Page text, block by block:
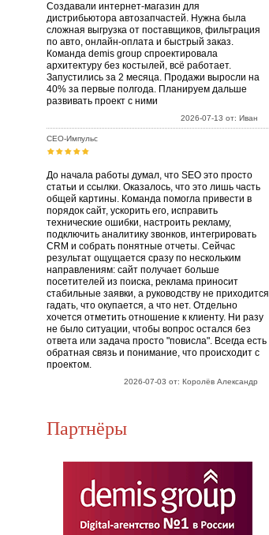
Создавали интернет-магазин для
дистрибьютора автозапчастей. Нужна была
сложная выгрузка от поставщиков, фильтрация
по авто, онлайн-оплата и быстрый заказ.
Команда demis group спроектировала
архитектуру без костылей, всё работает.
Запустились за 2 месяца. Продажи выросли на
40% за первые полгода. Планируем дальше
развивать проект с ними
2026-07-13 от: Иван
СЕО-Импульс
До начала работы думал, что SEO это просто
статьи и ссылки. Оказалось, что это лишь часть
общей картины. Команда помогла привести в
порядок сайт, ускорить его, исправить
технические ошибки, настроить рекламу,
подключить аналитику звонков, интегрировать
CRM и собрать понятные отчеты. Сейчас
результат ощущается сразу по нескольким
направлениям: сайт получает больше
посетителей из поиска, реклама приносит
стабильные заявки, а руководству не приходится
гадать, что окупается, а что нет. Отдельно
хочется отметить отношение к клиенту. Ни разу
не было ситуации, чтобы вопрос остался без
ответа или задача просто "повисла". Всегда есть
обратная связь и понимание, что происходит с
проектом.
2026-07-03 от: Королёв Александр
Партнёры